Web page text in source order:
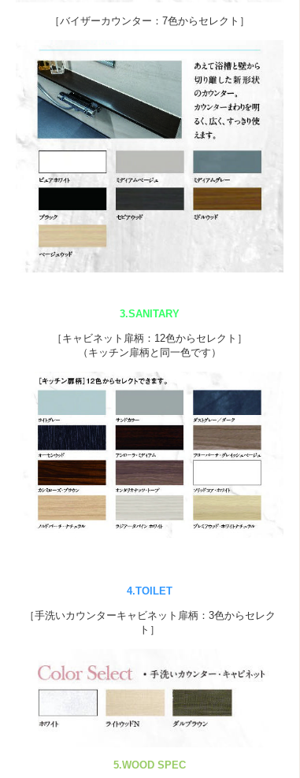
［バイザーカウンター：7色からセレクト］
3.SANITARY
［キャビネット扉柄：12色からセレクト］
（キッチン扉柄と同一色です）
4.TOILET
［手洗いカウンターキャビネット扉柄：3色からセレク
ト］
5.WOOD SPEC